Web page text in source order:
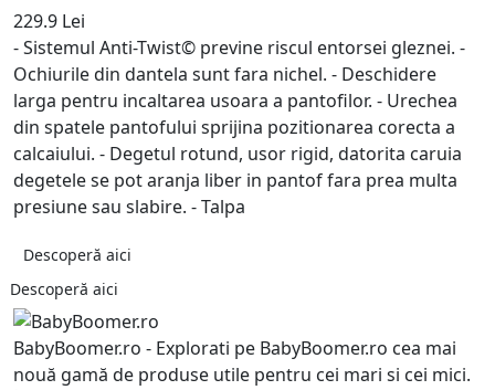
229.9 Lei
- Sistemul Anti-Twist© previne riscul entorsei gleznei. -
Ochiurile din dantela sunt fara nichel. - Deschidere
larga pentru incaltarea usoara a pantofilor. - Urechea
din spatele pantofului sprijina pozitionarea corecta a
calcaiului. - Degetul rotund, usor rigid, datorita caruia
degetele se pot aranja liber in pantof fara prea multa
presiune sau slabire. - Talpa
Descoperă aici
Descoperă aici
BabyBoomer.ro - Explorati pe BabyBoomer.ro cea mai
nouă gamă de produse utile pentru cei mari si cei mici.